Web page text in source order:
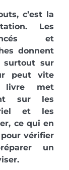
c’est la
Les
et
donnent
surtout sur
peut vite
livre met
sur les
et les
ce qui en
vérifier
un